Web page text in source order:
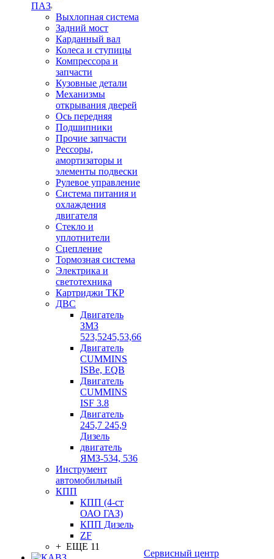
ПАЗ
Выхлопная система
Задний мост
Карданный вал
Колеса и ступицы
Компрессора и
запчасти
Кузовные детали
Механизмы
открывания дверей
Ось передняя
Подшипники
Прочие запчасти
Рессоры,
амортизаторы и
элементы подвески
Рулевое управление
Система питания и
охлаждения
двигателя
Стекло и
уплотнители
Сцепление
Тормозная система
Электрика и
светотехника
Картриджи ТКР
ДВС
Двигатель
ЗМЗ
523,5245,53,66
Двигатель
CUMMINS
ISBe, EQB
Двигатель
CUMMINS
ISF 3.8
Двигатель
245,7 245,9
Дизель
двигатель
ЯМЗ-534, 536
Инструмент
автомобильный
КПП
КПП (4-ст
ОАО ГАЗ)
КПП Дизель
ZF
+ ЕЩЕ 11
Сервисный центр